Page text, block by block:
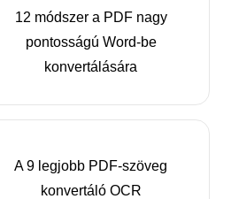
12 módszer a PDF nagy
pontosságú Word-be
konvertálására
A 9 legjobb PDF-szöveg
konvertáló OCR